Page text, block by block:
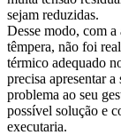
sejam reduzidas.
Desse modo, com
têmpera, não foi
térmico adequado
precisa apresentar a
problema ao seu
possível solução e
executaria.